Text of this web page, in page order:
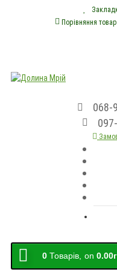
Порівняння
068-
0 Товарів, on